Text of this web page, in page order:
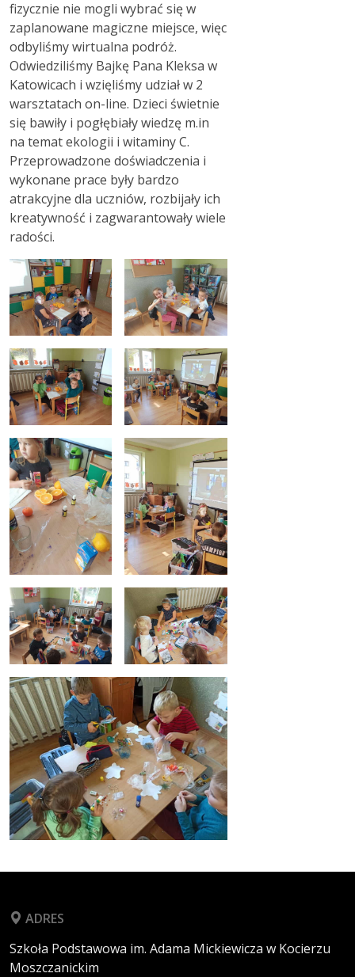
fizycznie nie mogli wybrać się w
zaplanowane magiczne miejsce, więc
odbyliśmy wirtualna podróż.
Odwiedziliśmy Bajkę Pana Kleksa w
Katowicach i wzięliśmy udział w 2
warsztatach on-line. Dzieci świetnie
się bawiły i pogłębiały wiedzę m.in
na temat ekologii i witaminy C.
Przeprowadzone doświadczenia i
wykonane prace były bardzo
atrakcyjne dla uczniów, rozbijały ich
kreatywność i zagwarantowały wiele
radości.
ADRES
Szkoła Podstawowa im. Adama Mickiewicza w Kocierzu
Moszczanickim